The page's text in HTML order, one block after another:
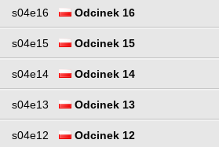
s04e16 Odcinek 16
s04e15 Odcinek 15
s04e14 Odcinek 14
s04e13 Odcinek 13
s04e12 Odcinek 12